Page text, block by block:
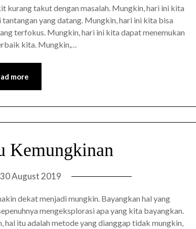
kurang takut dengan masalah. Mungkin, hari ini kita
yang datang. Mungkin, hari ini kita bisa
terfokus. Mungkin, hari ini kita dapat menemukan
kita. Mungkin,…
more
Kemungkinan
30 August 2019
dekat menjadi mungkin. Bayangkan hal yang
mengeksplorasi apa yang kita bayangkan.
itu adalah metode yang dianggap tidak mungkin,